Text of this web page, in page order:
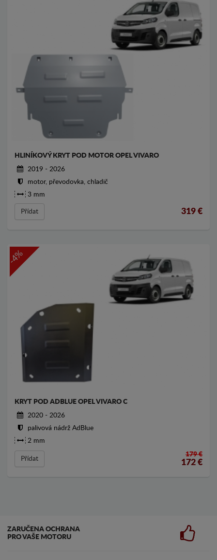
HLINÍKOVÝ KRYT POD MOTOR OPEL VIVARO
2019 - 2026
motor, převodovka, chladič
3 mm
Přídat 319 €
-4%
KRYT POD ADBLUE OPEL VIVARO C
2020 - 2026
palivová nádrž AdBlue
2 mm
Přídat
179 €
172 €
ZARUČENA OCHRANA
PRO VAŠE MOTORU